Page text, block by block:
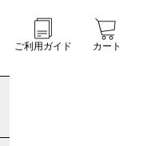
ご利用ガイド カート